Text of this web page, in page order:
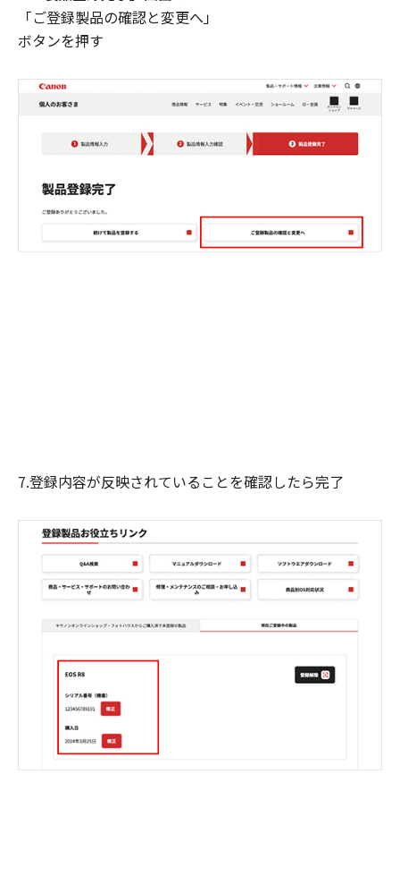
「ご登録製品の確認と変更へ」
ボタンを押す
7.登録内容が反映されていることを確認したら完了